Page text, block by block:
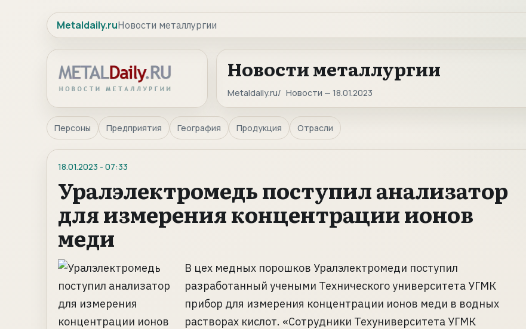
Metaldaily.ruНовости металлургии
Новости металлургии
Metaldaily.ru Новости — 18.01.2023
Персоны Предприятия География Продукция Отрасли
18.01.2023 - 07:33
Уралэлектромедь поступил анализатор
для измерения концентрации ионов
меди
В цех медных порошков Уралэлектромеди поступил
разработанный учеными Технического университета УГМК
прибор для измерения концентрации ионов меди в водных
растворах кислот. «Сотрудники Техуниверситета УГМК